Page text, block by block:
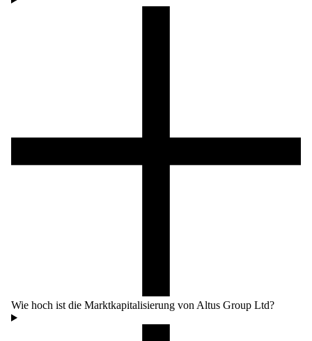
Wie hoch ist die Marktkapitalisierung von Altus Group Ltd?